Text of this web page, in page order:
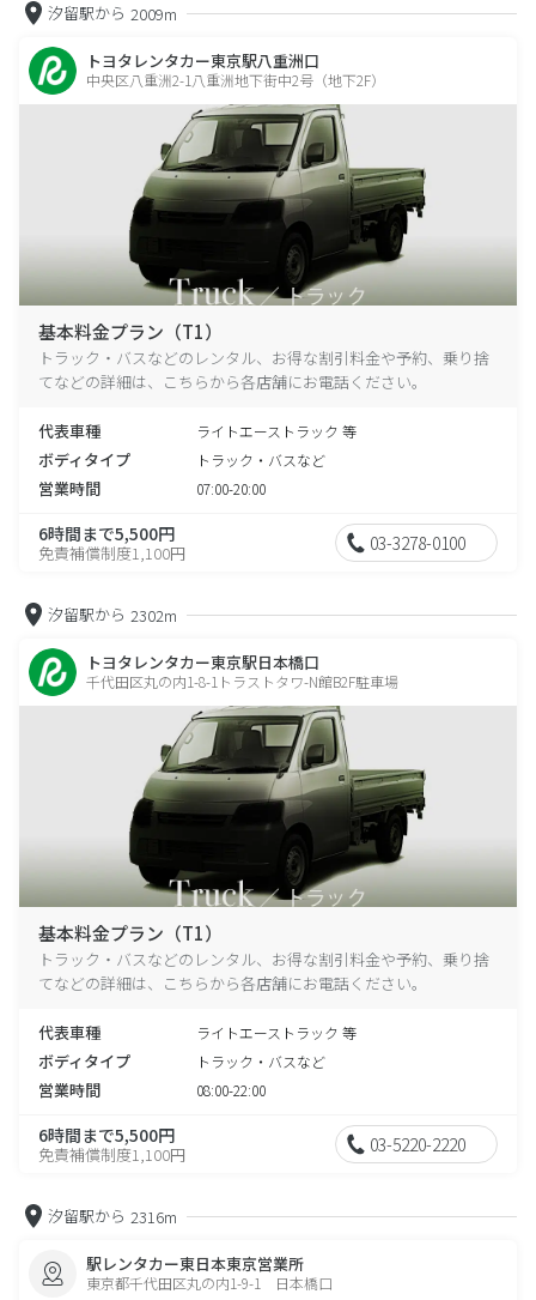
汐留駅から 2009m
トヨタレンタカー東京駅八重洲口
中央区八重洲2-1八重洲地下街中2号（地下2F）
基本料金プラン（T1）
トラック・バスなどのレンタル、お得な割引料金や予約、乗り捨
てなどの詳細は、こちらから各店舗にお電話ください。
代表車種 ライトエーストラック 等
ボディタイプ トラック・バスなど
営業時間 07:00-20:00
6時間まで5,500円
免責補償制度1,100円 03-3278-0100
汐留駅から 2302m
トヨタレンタカー東京駅日本橋口
千代田区丸の内1-8-1トラストタワ-N館B2F駐車場
基本料金プラン（T1）
トラック・バスなどのレンタル、お得な割引料金や予約、乗り捨
てなどの詳細は、こちらから各店舗にお電話ください。
代表車種 ライトエーストラック 等
ボディタイプ トラック・バスなど
営業時間 08:00-22:00
6時間まで5,500円
免責補償制度1,100円 03-5220-2220
汐留駅から 2316m
駅レンタカー東日本東京営業所
東京都千代田区丸の内1-9-1 日本橋口